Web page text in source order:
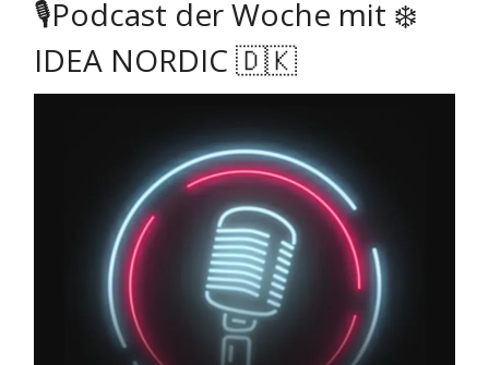
🎙Podcast der Woche mit ❄️
IDEA NORDIC 🇩🇰